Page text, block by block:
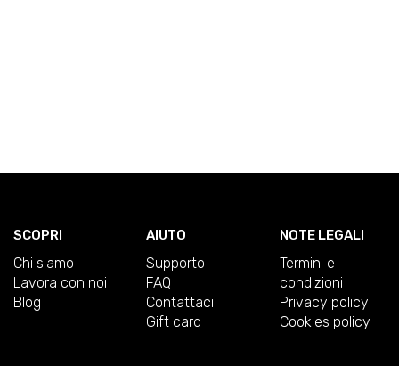
SCOPRI
Chi siamo
Lavora con noi
Blog
AIUTO
Supporto
FAQ
Contattaci
Gift card
NOTE LEGALI
Termini e
condizioni
Privacy policy
Cookies policy